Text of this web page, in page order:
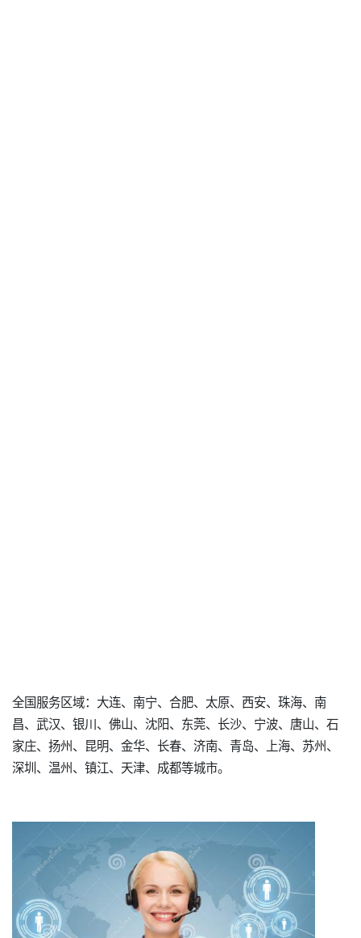
全国服务区域：大连、南宁、合肥、太原、西安、珠海、南
昌、武汉、银川、佛山、沈阳、东莞、长沙、宁波、唐山、石
家庄、扬州、昆明、金华、长春、济南、青岛、上海、苏州、
深圳、温州、镇江、天津、成都等城市。